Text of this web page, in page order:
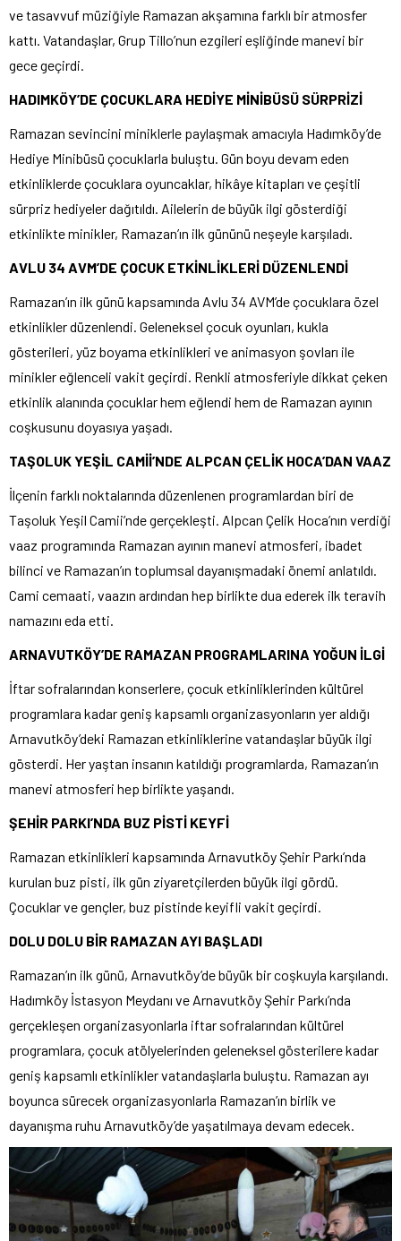
ve tasavvuf müziğiyle Ramazan akşamına farklı bir atmosfer
kattı. Vatandaşlar, Grup Tillo’nun ezgileri eşliğinde manevi bir
gece geçirdi.
HADIMKÖY’DE ÇOCUKLARA HEDİYE MİNİBÜSÜ SÜRPRİZİ
Ramazan sevincini miniklerle paylaşmak amacıyla Hadımköy’de
Hediye Minibüsü çocuklarla buluştu. Gün boyu devam eden
etkinliklerde çocuklara oyuncaklar, hikâye kitapları ve çeşitli
sürpriz hediyeler dağıtıldı. Ailelerin de büyük ilgi gösterdiği
etkinlikte minikler, Ramazan’ın ilk gününü neşeyle karşıladı.
AVLU 34 AVM’DE ÇOCUK ETKİNLİKLERİ DÜZENLENDİ
Ramazan’ın ilk günü kapsamında Avlu 34 AVM’de çocuklara özel
etkinlikler düzenlendi. Geleneksel çocuk oyunları, kukla
gösterileri, yüz boyama etkinlikleri ve animasyon şovları ile
minikler eğlenceli vakit geçirdi. Renkli atmosferiyle dikkat çeken
etkinlik alanında çocuklar hem eğlendi hem de Ramazan ayının
coşkusunu doyasıya yaşadı.
TAŞOLUK YEŞİL CAMİİ’NDE ALPCAN ÇELİK HOCA’DAN VAAZ
İlçenin farklı noktalarında düzenlenen programlardan biri de
Taşoluk Yeşil Camii’nde gerçekleşti. Alpcan Çelik Hoca’nın verdiği
vaaz programında Ramazan ayının manevi atmosferi, ibadet
bilinci ve Ramazan’ın toplumsal dayanışmadaki önemi anlatıldı.
Cami cemaati, vaazın ardından hep birlikte dua ederek ilk teravih
namazını eda etti.
ARNAVUTKÖY’DE RAMAZAN PROGRAMLARINA YOĞUN İLGİ
İftar sofralarından konserlere, çocuk etkinliklerinden kültürel
programlara kadar geniş kapsamlı organizasyonların yer aldığı
Arnavutköy’deki Ramazan etkinliklerine vatandaşlar büyük ilgi
gösterdi. Her yaştan insanın katıldığı programlarda, Ramazan’ın
manevi atmosferi hep birlikte yaşandı.
ŞEHİR PARKI’NDA BUZ PİSTİ KEYFİ
Ramazan etkinlikleri kapsamında Arnavutköy Şehir Parkı’nda
kurulan buz pisti, ilk gün ziyaretçilerden büyük ilgi gördü.
Çocuklar ve gençler, buz pistinde keyifli vakit geçirdi.
DOLU DOLU BİR RAMAZAN AYI BAŞLADI
Ramazan’ın ilk günü, Arnavutköy’de büyük bir coşkuyla karşılandı.
Hadımköy İstasyon Meydanı ve Arnavutköy Şehir Parkı’nda
gerçekleşen organizasyonlarla iftar sofralarından kültürel
programlara, çocuk atölyelerinden geleneksel gösterilere kadar
geniş kapsamlı etkinlikler vatandaşlarla buluştu. Ramazan ayı
boyunca sürecek organizasyonlarla Ramazan’ın birlik ve
dayanışma ruhu Arnavutköy’de yaşatılmaya devam edecek.